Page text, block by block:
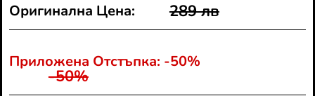
Оригинална Цена: 289 лв
Приложена Отстъпка: -50%
-50%